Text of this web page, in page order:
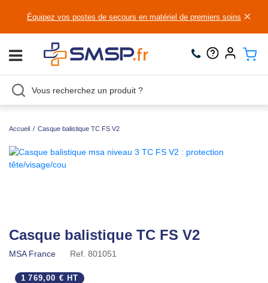
Équipez vos postes de secours en matériel de premiers soins ×
Accueil / Casque balistique TC FS V2
Casque balistique TC FS V2
MSA France Ref. 801051
1 769,00 € HT